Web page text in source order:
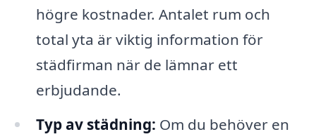
högre kostnader. Antalet rum och
total yta är viktig information för
städfirman när de lämnar ett
erbjudande.
Typ av städning: Om du behöver en